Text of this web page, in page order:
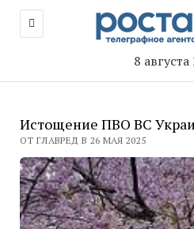
8 августа
Истощение ПВО ВС
ОТ ГЛАВРЕД В 26 МАЯ 2025